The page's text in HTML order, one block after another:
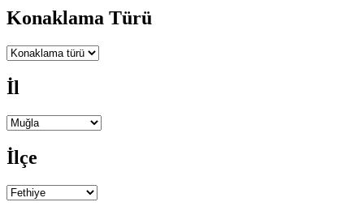
Konaklama Türü
İl
İlçe